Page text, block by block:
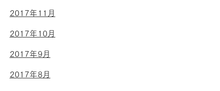
2017年11月
2017年10月
2017年9月
2017年8月